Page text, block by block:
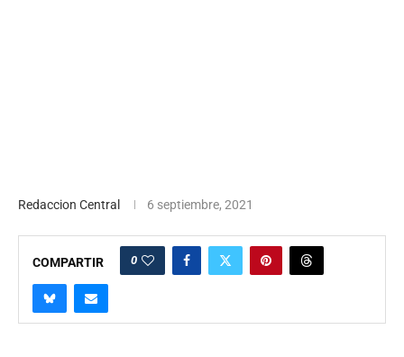
Redaccion Central 6 septiembre, 2021
COMPARTIR 0